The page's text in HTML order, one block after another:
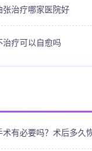
治疗哪家医院好
疗可以自愈吗
有必要吗？术后多久